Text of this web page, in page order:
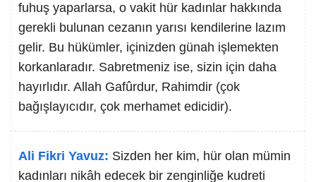
fuhuş yaparlarsa, o vakit hür kadınlar hakkında
gerekli bulunan cezanın yarısı kendilerine lazım
gelir. Bu hükümler, içinizden günah işlemekten
korkanlaradır. Sabretmeniz ise, sizin için daha
hayırlıdır. Allah Gafûrdur, Rahimdir (çok
bağışlayıcıdır, çok merhamet edicidir).
Ali Fikri Yavuz: Sizden her kim, hür olan mümin
kadınları nikâh edecek bir zenginliğe kudreti